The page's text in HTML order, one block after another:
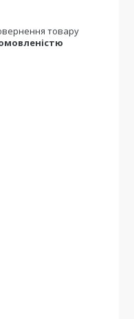
товару